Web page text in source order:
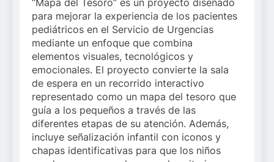
“Mapa del Tesoro” es un proyecto diseñado
para mejorar la experiencia de los pacientes
pediátricos en el Servicio de Urgencias
mediante un enfoque que combina
elementos visuales, tecnológicos y
emocionales. El proyecto convierte la sala
de espera en un recorrido interactivo
representado como un mapa del tesoro que
guía a los pequeños a través de las
diferentes etapas de su atención. Además,
incluye señalización infantil con iconos y
chapas identificativas para que los niños